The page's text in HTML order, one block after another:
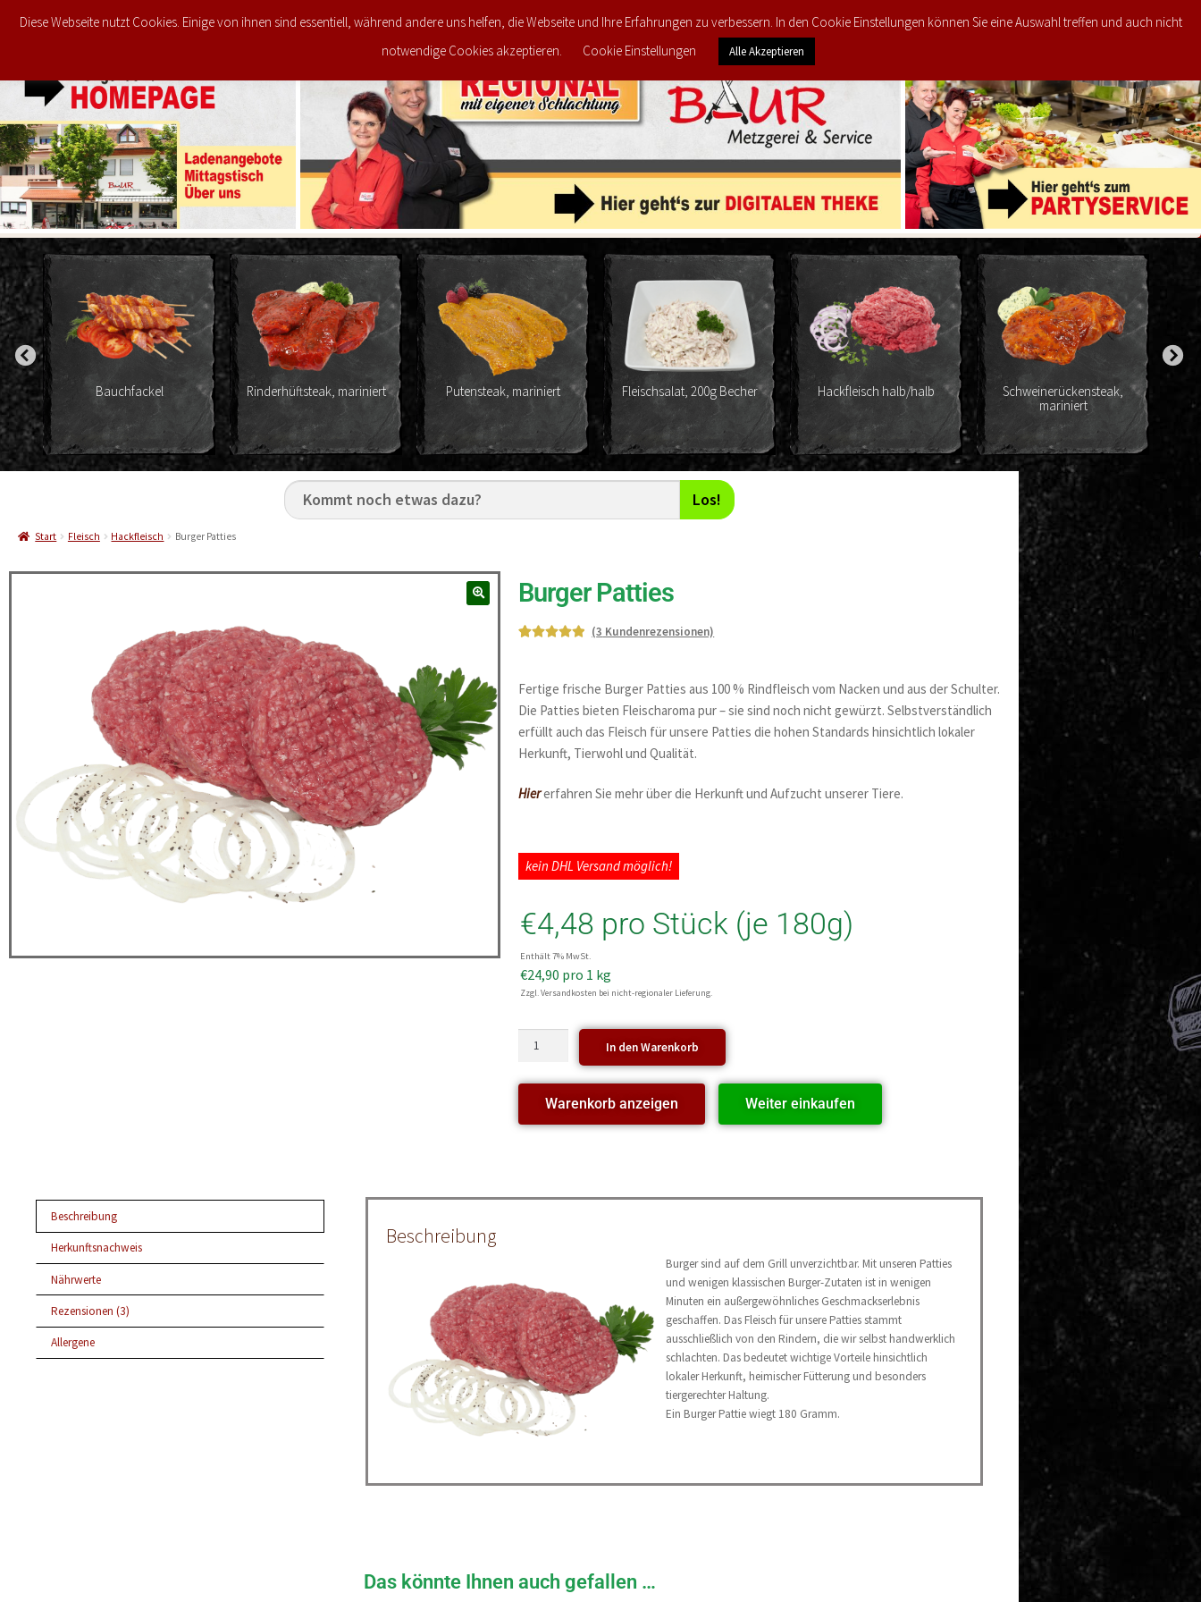
JETZT IM ANGEBOT STARTSEITE FEEDBACK MEINE LIEBLINGS-PRODUKTE PRODUKTE MEIN KONTO €0,00 0
Bauchfackel Rinderhüftsteak, mariniert Putensteak, mariniert Fleischsalat, 200g Becher Hackfleisch halb/halb
Schweinerückensteak,
mariniert
Los!
Start Fleisch Hackfleisch Burger Patties
Burger Patties
5.00von
5,
basieren
Kundenb
gen
(3 Kundenrezensionen)
Fertige frische Burger Patties aus 100 % Rindfleisch vom Nacken und aus der Schulter.
Die Patties bieten Fleischaroma pur – sie sind noch nicht gewürzt. Selbstverständlich
erfüllt auch das Fleisch für unsere Patties die hohen Standards hinsichtlich lokaler
Herkunft, Tierwohl und Qualität.
Hiererfahren Sie mehr über die Herkunft und Aufzucht unserer Tiere.
kein DHL Versand möglich!
€4,48 pro Stück (je 180g)
Enthält 7% MwSt.
€24,90 pro 1 kg
Zzgl. Versandkosten bei nicht-regionaler Lieferung.
In den Warenkorb
Warenkorb anzeigen Weiter einkaufen
Beschreibung
Herkunftsnachweis
Nährwerte
Rezensionen (3)
Allergene
Beschreibung
Burger sind auf dem Grill unverzichtbar. Mit unseren Patties
und wenigen klassischen Burger-Zutaten ist in wenigen
Minuten ein außergewöhnliches Geschmackserlebnis
geschaffen. Das Fleisch für unsere Patties stammt
ausschließlich von den Rindern, die wir selbst handwerklich
schlachten. Das bedeutet wichtige Vorteile hinsichtlich
lokaler Herkunft, heimischer Fütterung und besonders
tiergerechter Haltung.
Ein Burger Pattie wiegt 180 Gramm.
Das könnte Ihnen auch gefallen …
Diese Webseite nutzt Cookies. Einige von ihnen sind essentiell, während andere uns helfen, die Webseite und Ihre Erfahrungen zu verbessern. In den Cookie Einstellungen können Sie eine Auswahl treffen und auch nicht
notwendige Cookies akzeptieren.
Cookie Einstellungen Alle Akzeptieren